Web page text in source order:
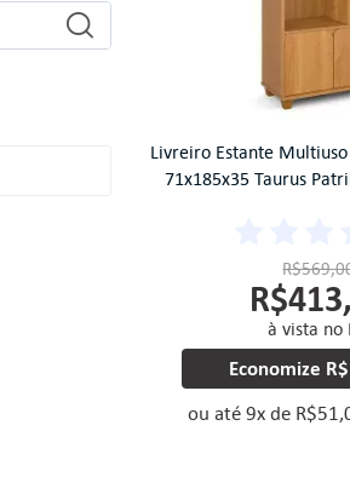
Livreiro Estante
71x185x35 Taurus
à vista no
Economize
ou até 9xde